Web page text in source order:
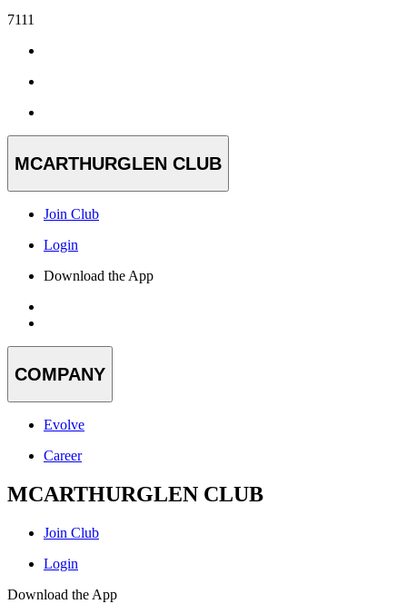
7111
MCARTHURGLEN CLUB
Join Club
Login
Download the App
COMPANY
Evolve
Career
MCARTHURGLEN CLUB
Join Club
Login
Download the App